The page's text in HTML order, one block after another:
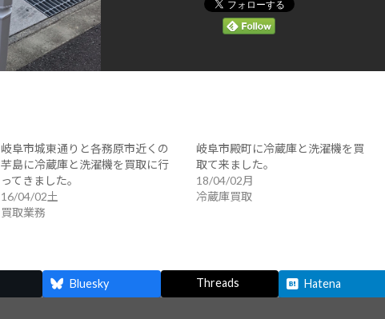
岐阜市城東通りと各務原市近くの
芋島に冷蔵庫と洗濯機を買取に行
ってきました。
16/04/02土
買取業務
岐阜市殿町に冷蔵庫と洗濯機を買
取て来ました。
18/04/02月
冷蔵庫買取
Bluesky Threads Hatena